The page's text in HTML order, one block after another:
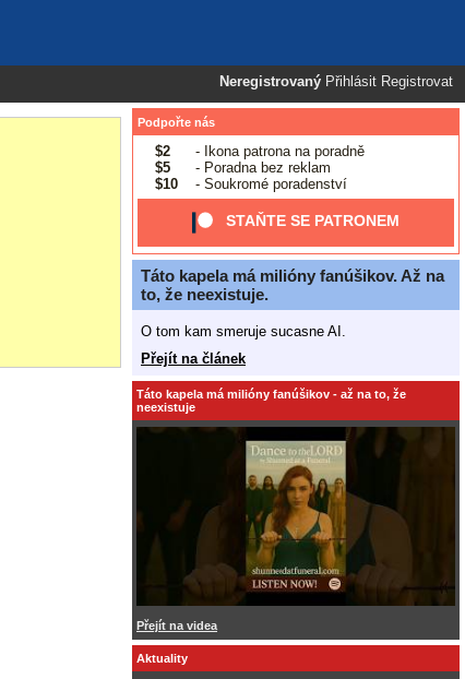
Neregistrovaný Přihlásit Registrovat
Podpořte nás
$2
- Ikona patrona na poradně
$5
- Poradna bez reklam
$10
- Soukromé poradenství
STAŇTE SE PATRONEM
Táto kapela má milióny fanúšikov. Až na
to, že neexistuje.
O tom kam smeruje sucasne AI.
Přejít na článek
Táto kapela má milióny fanúšikov - až na to, že
neexistuje
Přejít na videa
Aktuality